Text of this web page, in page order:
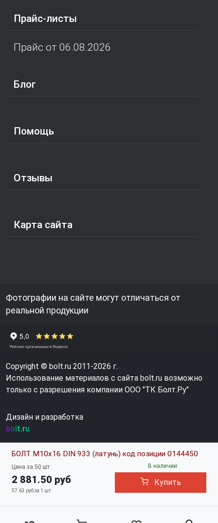
БОЛТ М10х16 DIN 933 (латунь) код позиции 0144450
Цена за 50 шт
2 881.50 руб
57.63 руб за 1 шт
В наличии
Купить
Прайс-листы
Прайс от 06.08.2026
Блог
Помощь
Отзывы
Карта сайта
Фотографии на сайте могут отличаться от
реальной продукции
Copyright © bolt.ru 2011-2026 г.
Использование материалов с сайта bolt.ru возможно
только с разрешения компании ООО "ТК Болт.Ру"
Дизайн и разработка
bolt.ru